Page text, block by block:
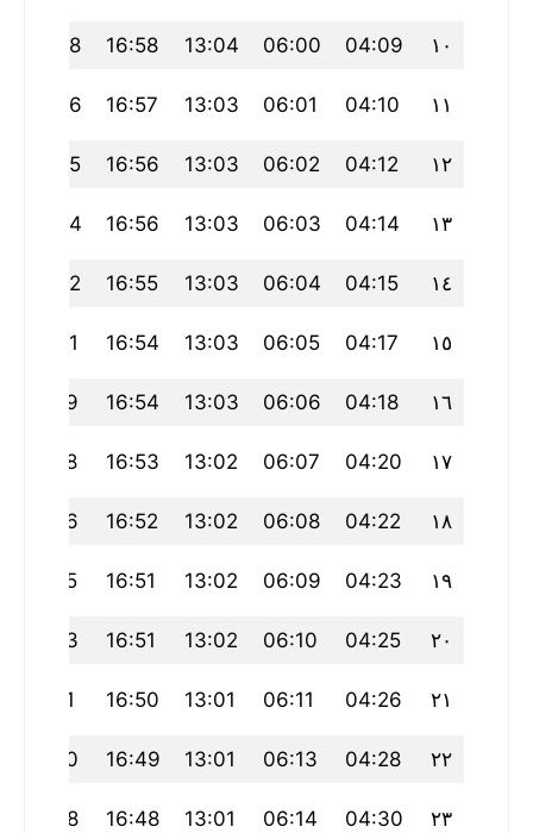
١٠ 04:09
06:00
13:04
16:58
20:08
١١ 04:10
06:01
13:03
16:57
20:06
١٢ 04:12
06:02
13:03
16:56
20:05
١٣ 04:14
06:03
13:03
16:56
20:04
١٤ 04:15
06:04
13:03
16:55
20:02
١٥ 04:17
06:05
13:03
16:54
20:01
١٦ 04:18
06:06
13:03
16:54
19:59
١٧ 04:20
06:07
13:02
16:53
19:58
١٨ 04:22
06:08
13:02
16:52
19:56
١٩ 04:23
06:09
13:02
16:51
19:55
٢٠ 04:25
06:10
13:02
16:51
19:53
٢١ 04:26
06:11
13:01
16:50
19:51
٢٢ 04:28
06:13
13:01
16:49
19:50
٢٣ 04:30
06:14
13:01
16:48
19:48